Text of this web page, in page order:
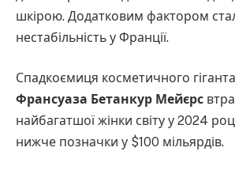
шкірою. Додатковим фактором
нестабільність у Франції.
Спадкоємиця косметичного гіганта
Франсуаза Бетанкур Мейєрс
найбагатшої жінки світу у 2024
нижче позначки у $100 мільярдів.